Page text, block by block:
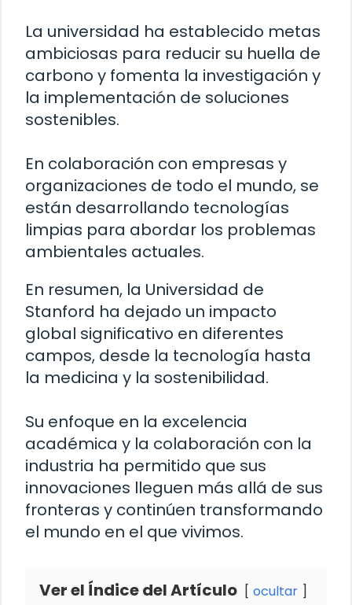
La universidad ha establecido metas
ambiciosas para reducir su huella de
carbono y fomenta la investigación y
la implementación de soluciones
sostenibles.
En colaboración con empresas y
organizaciones de todo el mundo, se
están desarrollando tecnologías
limpias para abordar los problemas
ambientales actuales.
En resumen, la Universidad de
Stanford ha dejado un impacto
global significativo en diferentes
campos, desde la tecnología hasta
la medicina y la sostenibilidad.
Su enfoque en la excelencia
académica y la colaboración con la
industria ha permitido que sus
innovaciones lleguen más allá de sus
fronteras y continúen transformando
el mundo en el que vivimos.
Ver el Índice del Artículo ocultar